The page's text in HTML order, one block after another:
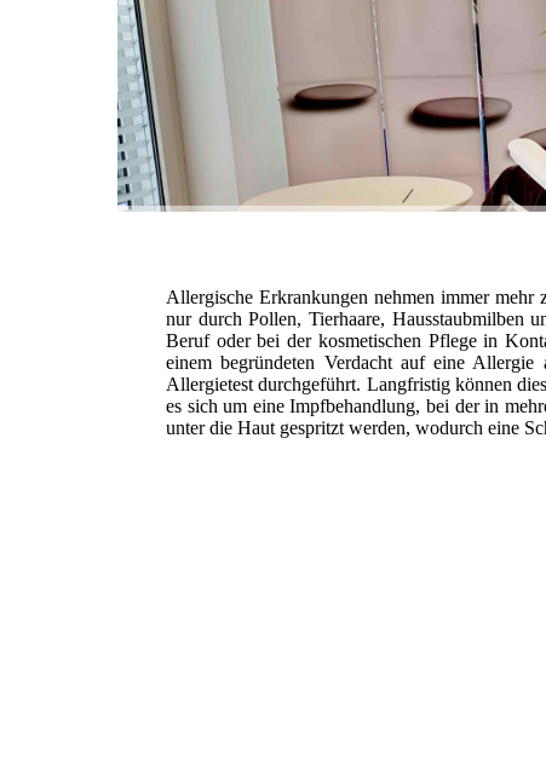
Allergische Erkrankungen nehmen immer
nur durch Pollen, Tierhaare, Hausstaubmilben
Beruf oder bei der kosmetischen Pflege in
einem begründeten Verdacht auf eine
Allergietest durchgeführt. Langfristig können
es sich um eine Impfbehandlung, bei der in
unter die Haut gespritzt werden, wodurch eine